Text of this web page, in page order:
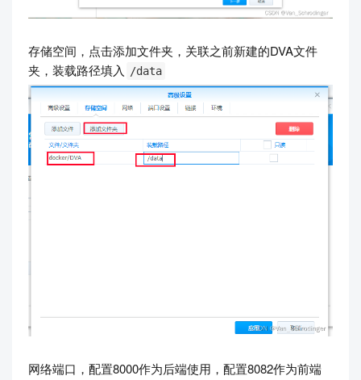
存储空间，点击添加文件夹，关联之前新建的DVA文件
夹，装载路径填入 /data
网络端口，配置8000作为后端使用，配置8082作为前端